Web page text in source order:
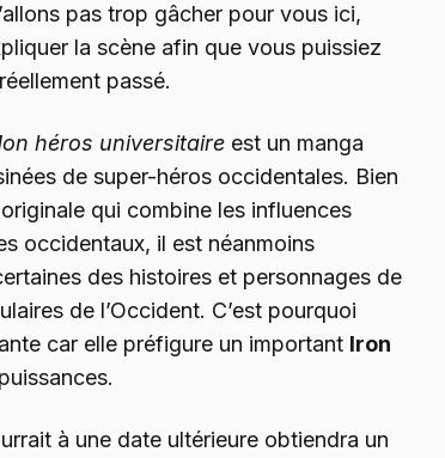
pas trop gâcher pour vous ici,
la scène afin que vous puissiez
passé.
héros universitaire est un manga
de super-héros occidentales. Bien
originale qui combine les influences
occidentaux, il est néanmoins
des histoires et personnages de
de l’Occident. C’est pourquoi
car elle préfigure un important Iron
à une date ultérieure obtiendra un